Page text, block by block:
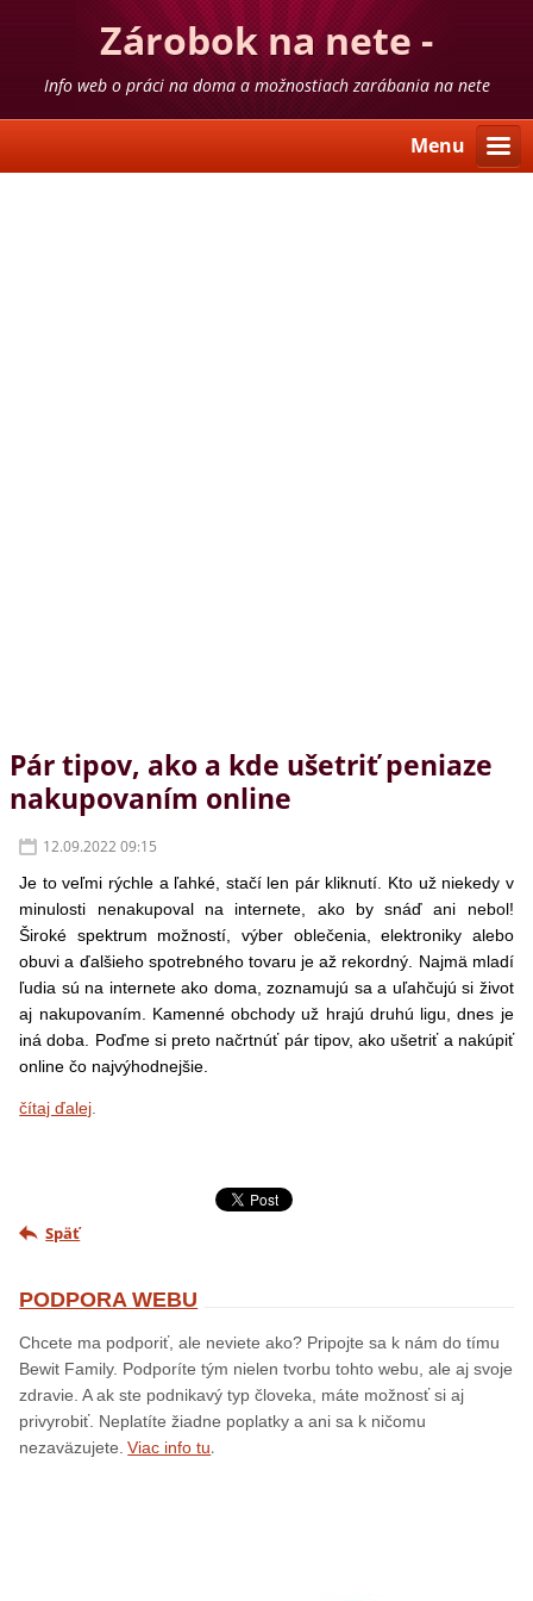
Zárobok na nete -
skúsenosti
Info web o práci na doma a možnostiach zarábania na nete
Menu
Pár tipov, ako a kde ušetriť peniaze
nakupovaním online
12.09.2022 09:15
Je to veľmi rýchle a ľahké, stačí len pár kliknutí. Kto už niekedy v
minulosti nenakupoval na internete, ako by snáď ani nebol!
Široké spektrum možností, výber oblečenia, elektroniky alebo
obuvi a ďalšieho spotrebného tovaru je až rekordný. Najmä mladí
ľudia sú na internete ako doma, zoznamujú sa a uľahčujú si život
aj nakupovaním. Kamenné obchody už hrajú druhú ligu, dnes je
iná doba. Poďme si preto načrtnúť pár tipov, ako ušetriť a nakúpiť
online čo najvýhodnejšie.
čítaj ďalej
Späť
PODPORA WEBU
Chcete ma podporiť, ale neviete ako? Pripojte sa k nám do tímu
Bewit Family. Podporíte tým nielen tvorbu tohto webu, ale aj svoje
zdravie. A ak ste podnikavý typ človeka, máte možnosť si aj
privyrobiť. Neplatíte žiadne poplatky a ani sa k ničomu
nezaväzujete. Viac info tu.